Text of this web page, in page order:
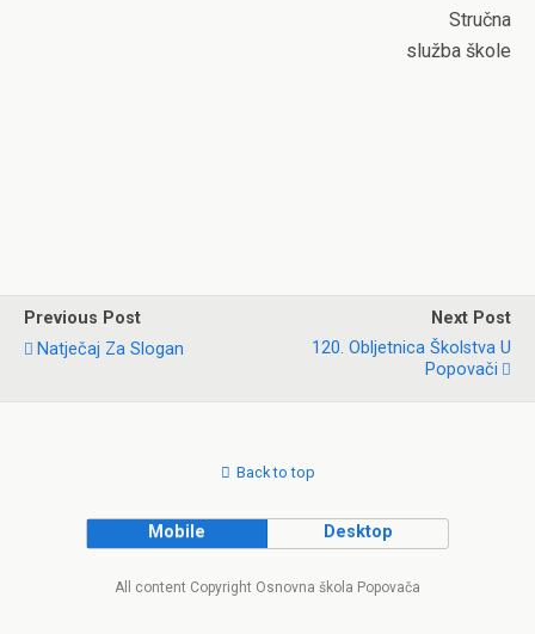
Stručna
služba škole
Previous Post
Natječaj Za Slogan
Next Post
120. Obljetnica Školstva U
Popovači
Back to top
Mobile Desktop
All content Copyright Osnovna škola Popovača